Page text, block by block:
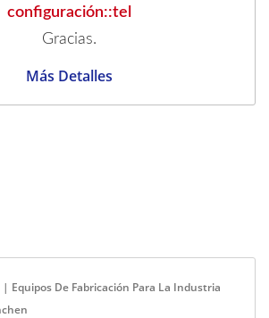
configuración::tel
Gracias.
Más Detalles
Equipos De Fabricación Para La Industria